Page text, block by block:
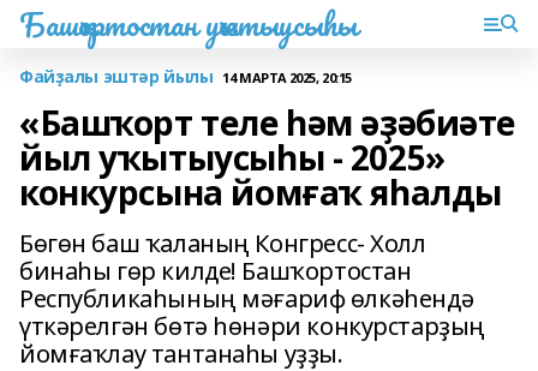
Башҡортостан уҡытыусыһы
Файҙалы эштәр йылы 14 МАРТА 2025, 20:15
«Башҡорт теле һәм әҙәбиәте
йыл уҡытыусыһы - 2025»
конкурсына йомғаҡ яһалды
Бөгөн баш ҡаланың Конгресс- Холл
бинаһы гөр килде! Башҡортостан
Республикаһының мәғариф өлкәһендә
үткәрелгән бөтә һөнәри конкурстарҙың
йомғаҡлау тантанаһы уҙҙы.